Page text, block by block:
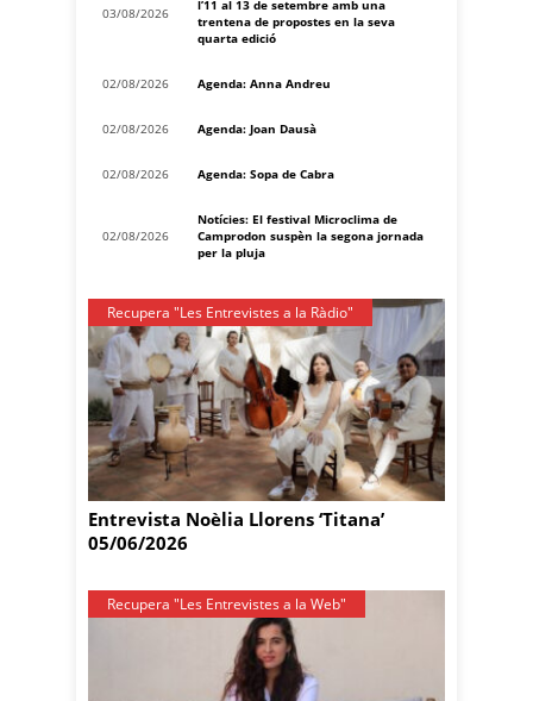
03/08/2026
l’11 al 13 de setembre amb una
trentena de propostes en la seva
quarta edició
02/08/2026 Agenda: Anna Andreu
02/08/2026 Agenda: Joan Dausà
02/08/2026 Agenda: Sopa de Cabra
02/08/2026
Notícies: El festival Microclima de
Camprodon suspèn la segona jornada
per la pluja
Recupera "Les Entrevistes a la Ràdio"
Entrevista Noèlia Llorens ‘Titana’
05/06/2026
Recupera "Les Entrevistes a la Web"